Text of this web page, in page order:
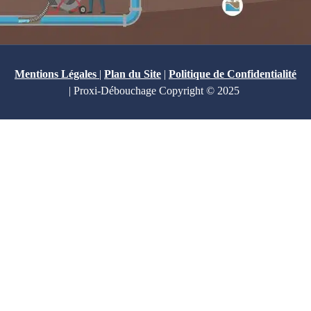
Mentions Légales | Plan du Site | Politique de Confidentialité
| Proxi-Débouchage Copyright © 2025